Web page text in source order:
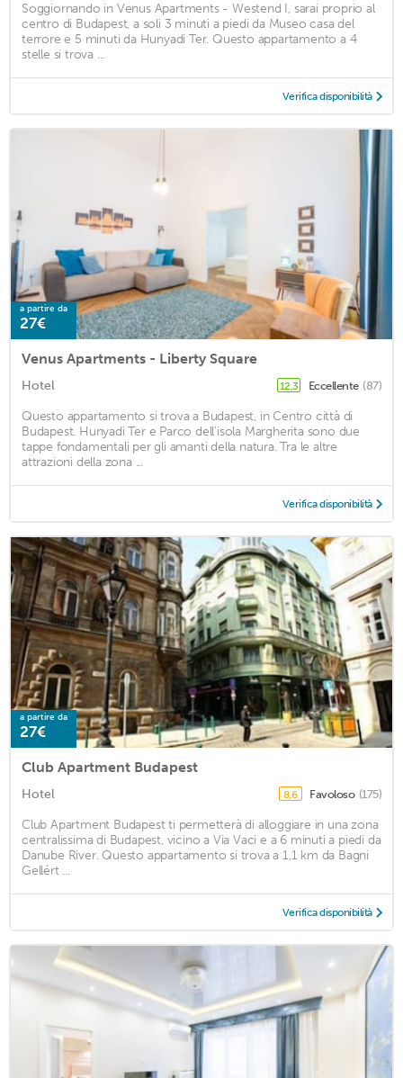
Soggiornando in Venus Apartments - Westend I, sarai proprio al
centro di Budapest, a soli 3 minuti a piedi da Museo casa del
terrore e 5 minuti da Hunyadi Ter. Questo appartamento a 4
stelle si trova ...
Verifica disponibilità
a partire da
27€
Venus Apartments - Liberty Square
Hotel 12,3 Eccellente (87)
Questo appartamento si trova a Budapest, in Centro città di
Budapest. Hunyadi Ter e Parco dell'isola Margherita sono due
tappe fondamentali per gli amanti della natura. Tra le altre
attrazioni della zona ...
Verifica disponibilità
a partire da
27€
Club Apartment Budapest
Hotel 8,6 Favoloso (175)
Club Apartment Budapest ti permetterà di alloggiare in una zona
centralissima di Budapest, vicino a Via Vaci e a 6 minuti a piedi da
Danube River. Questo appartamento si trova a 1,1 km da Bagni
Gellért ...
Verifica disponibilità